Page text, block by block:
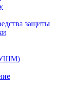
защиты